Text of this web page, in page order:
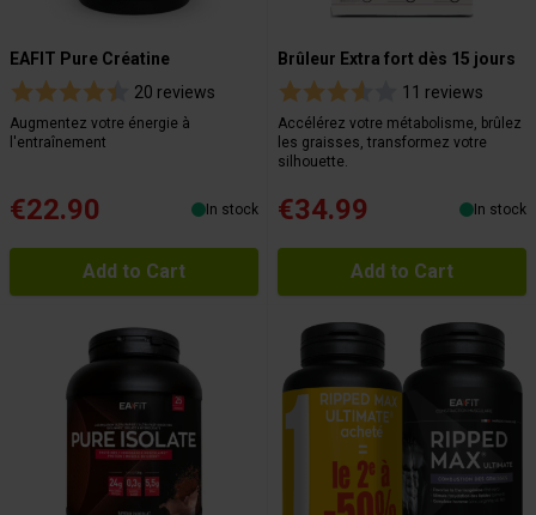
EAFIT Pure Créatine
20 reviews
Augmentez votre énergie à
l'entraînement
€22.90 In stock
Add to Cart
Brûleur Extra fort dès 15 jours
11 reviews
Accélérez votre métabolisme, brûlez
les graisses, transformez votre
silhouette.
€34.99 In stock
Add to Cart